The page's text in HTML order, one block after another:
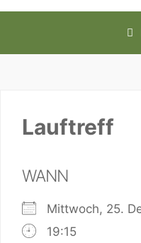
Lauftreff
WANN
Mittwoch, 25.
19:15